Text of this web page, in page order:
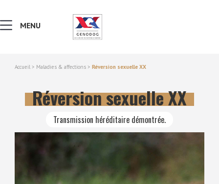
NOTIONS DE GÉNÉTIQUE
RECHERCHER UNE RACE
LEXIQUE
MENU
Accueil > Maladies & affections > Réversion sexuelle XX
Réversion sexuelle XX
Transmission héréditaire démontrée.